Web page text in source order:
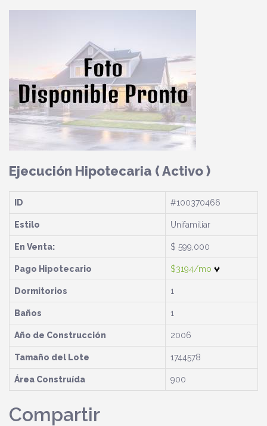
Ejecución Hipotecaria ( Activo )
ID #100370466
Estilo Unifamiliar
En Venta: $ 599,000
Pago Hipotecario $3194/mo
Dormitorios 1
Baños 1
Año de Construcción 2006
Tamaño del Lote 1744578
Área Construída 900
Compartir